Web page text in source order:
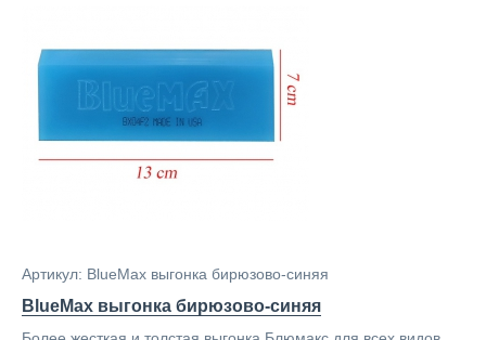
Артикул: BlueMax выгонка бирюзово-синяя
BlueMax выгонка бирюзово-синяя